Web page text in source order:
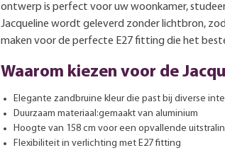
ontwerp is perfect voor uw woonkamer,
Jacqueline wordt geleverd zonder lichtbron,
maken voor de perfecte E27 fitting die het
Waarom kiezen voor de
Elegante zandbruine kleur die past bij diverse
Duurzaam materiaal:gemaakt van aluminium
Hoogte van 158 cm voor een opvallende
Flexibiliteit in verlichting met E27 fitting